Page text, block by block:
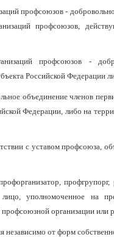
профсоюзов -
профсоюзов,
профсоюзов -
Российской Федерации
объединение членов
Федерации, либо на
с уставом профсоюза,
уполномоченное на
организации или
независимо от форм